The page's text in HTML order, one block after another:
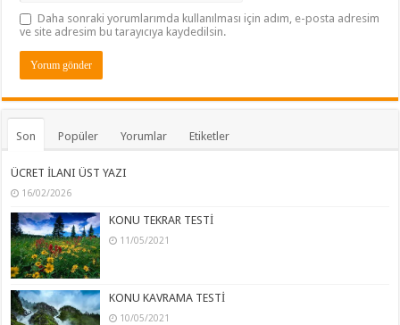
Daha sonraki yorumlarımda kullanılması için adım, e-posta adresim
ve site adresim bu tarayıcıya kaydedilsin.
Son Popüler Yorumlar Etiketler
ÜCRET İLANI ÜST YAZI
16/02/2026
KONU TEKRAR TESTİ
11/05/2021
KONU KAVRAMA TESTİ
10/05/2021